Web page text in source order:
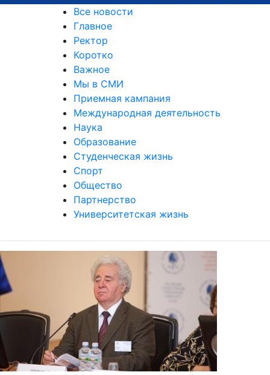
Все новости
Главное
Ректор
Коротко
Важное
Мы в СМИ
Приемная кампания
Международная деятельность
Наука
Образование
Студенческая жизнь
Спорт
Общество
Партнерство
Университетская жизнь